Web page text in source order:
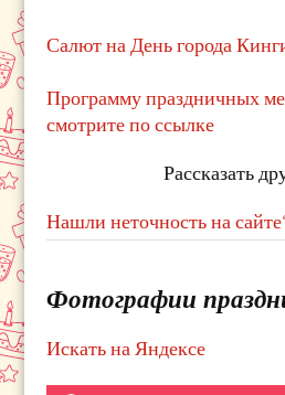
Салют на День города
Программу праздничных
смотрите по ссылке
Рассказать
Нашли неточность на
Фотографии
Искать на Яндексе